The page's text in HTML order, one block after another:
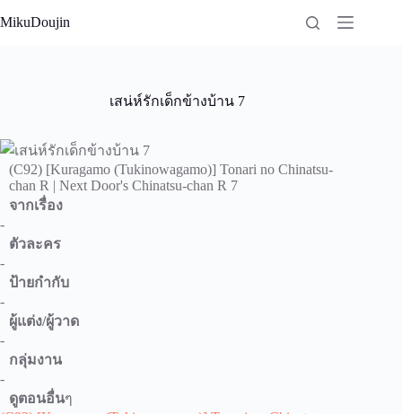
to
MikuDoujin
เสน่ห์รักเด็กข้างบ้าน 7
(C92) [Kuragamo (Tukinowagamo)] Tonari no Chinatsu-
chan R | Next Door's Chinatsu-chan R 7
จากเรื่อง
-
ตัวละคร
-
ป้ายกำกับ
-
ผู้แต่ง/ผู้วาด
-
กลุ่มงาน
-
ดูตอนอื่นๆ